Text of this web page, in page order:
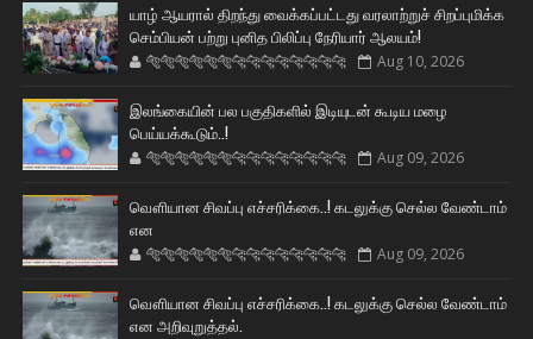
யாழ் ஆயரால் திறந்து வைக்கப்பட்டது வரலாற்றுச் சிறப்புமிக்க
செம்பியன் பற்று புனித பிலிப்பு நேரியார் ஆலயம்!
🐅🐅🐅🐅🐅🐅🐆🐆🐆🐆🐆🐆🐆🐆 Aug 10, 2026
இலங்கையின் பல பகுதிகளில் இடியுடன் கூடிய மழை
பெய்யக்கூடும்..!
🐅🐅🐅🐅🐅🐅🐆🐆🐆🐆🐆🐆🐆🐆 Aug 09, 2026
வௌியான சிவப்பு எச்சரிக்கை..! கடலுக்கு செல்ல வேண்டாம்
என
🐅🐅🐅🐅🐅🐅🐆🐆🐆🐆🐆🐆🐆🐆 Aug 09, 2026
வௌியான சிவப்பு எச்சரிக்கை..! கடலுக்கு செல்ல வேண்டாம்
என அறிவுறுத்தல்.